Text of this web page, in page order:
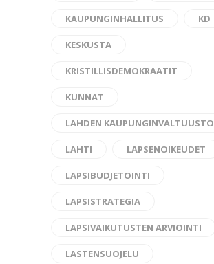
KAUPUNGINHALLITUS KD
KESKUSTA
KRISTILLISDEMOKRAATIT
KUNNAT
LAHDEN KAUPUNGINVALTUUSTO
LAHTI LAPSENOIKEUDET
LAPSIBUDJETOINTI
LAPSISTRATEGIA
LAPSIVAIKUTUSTEN ARVIOINTI
LASTENSUOJELU